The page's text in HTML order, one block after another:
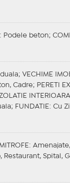
: Podele beton;
VECHIME
Cadre; PERETI
IZOLATIE INTERIOARA
FUNDATIE : Cu
:
Restaurant, Spital,